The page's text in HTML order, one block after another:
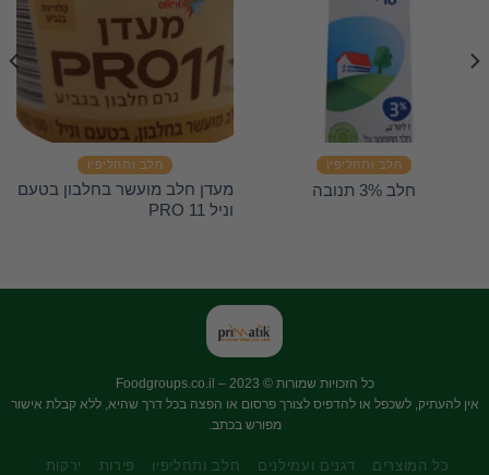
חלב ותחליפיו
חלב 3% תנובה
חלב ותחליפיו
מעדן חלב מועשר בחלבון בטעם
וניל PRO 11
כל הזכויות שמורות © 2023 –
Foodgroups.co.il
אין להעתיק, לשכפל או להדפיס לצורך פרסום או הפצה בכל דרך שהיא, ללא קבלת אישור
מפורש בכתב.
כל המוצרים דגנים ועמילנים חלב ותחליפיו פירות
ירקות